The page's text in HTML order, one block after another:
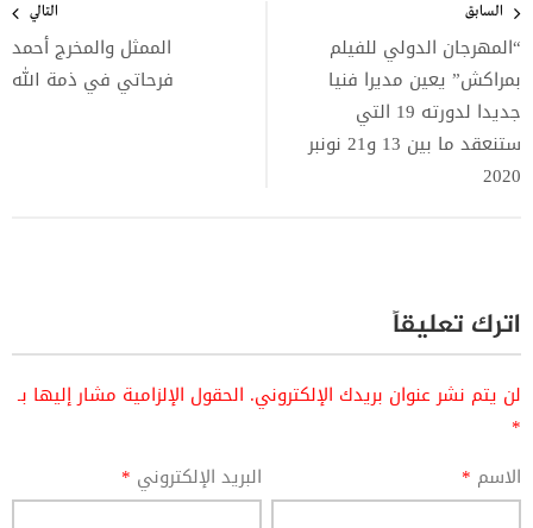
المقالات
السابق
“المهرجان الدولي للفيلم
بمراكش” يعين مديرا فنيا
جديدا لدورته 19 التي
ستنعقد ما بين 13 و21 نونبر
2020
التالي
الممثل والمخرج أحمد
فرحاتي في ذمة الله
اترك تعليقاً
لن يتم نشر عنوان بريدك الإلكتروني. الحقول الإلزامية مشار إليها بـ
*
الاسم * البريد الإلكتروني *